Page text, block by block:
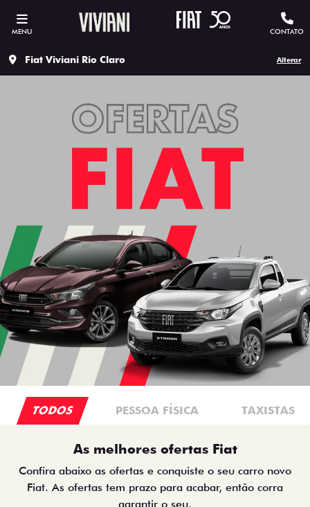
MENU CONTATO
Fiat Viviani Rio Claro Alterar
TODOS PESSOA FÍSICA TAXISTAS
As melhores ofertas Fiat
Confira abaixo as ofertas e conquiste o seu carro novo
Fiat. As ofertas tem prazo para acabar, então corra
garantir o seu.